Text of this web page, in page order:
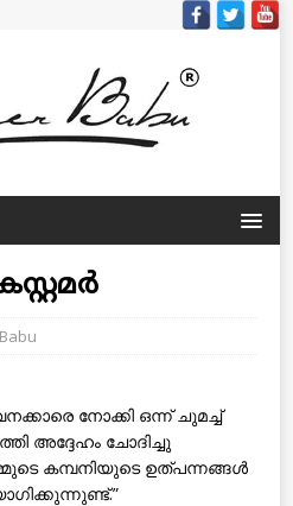
നോക്കി ഒന്ന് ചുമച്ച്
അദ്ദേഹം ചോദിച്ചു
കമ്പനിയുടെ ഉത്പന്നങ്ങള്‍